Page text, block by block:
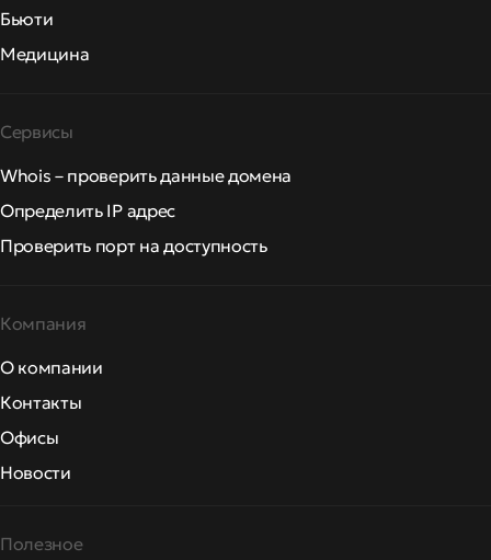
Бьюти
Медицина
Сервисы
Whois – проверить данные домена
Определить IP адрес
Проверить порт на доступность
Компания
О компании
Контакты
Офисы
Новости
Полезное